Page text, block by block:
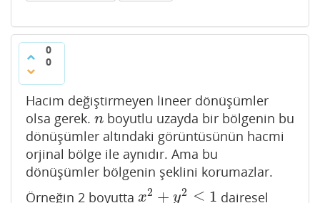
0
0
Hacim değiştirmeyen lineer dönüşümler
olsa gerek. n
nboyutlu uzayda bir bölgenin bu
dönüşümler altındaki görüntüsünün hacmi
orjinal bölge ile aynıdır. Ama bu
dönüşümler bölgenin şeklini korumazlar.
Örneğin 2 boyutta x2 + y2 ≤ 1
x2+y2 ≤1 dairesel